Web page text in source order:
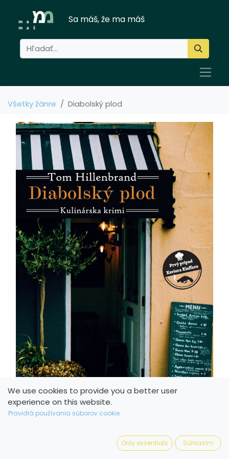
Sa máš, že ma máš
Všetky žánre Diabolský plod
We use cookies to provide you a better user
experience on this website.
Pravidlá používania súborov cookie
Only essentials Súhlasím